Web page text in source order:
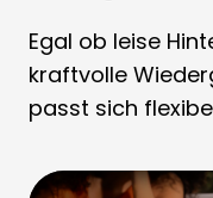
Egal ob leise
kraftvolle
passt sich